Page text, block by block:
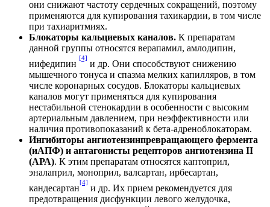
они снижают частоту сердечных сокращений, поэтому
применяются для купирования тахикардии, в том числе
при тахиаритмиях.
Блокаторы кальциевых каналов. К препаратам
данной группы относятся верапамил, амлодипин,
нифедипин
[4]
и др. Они способствуют снижению
мышечного тонуса и спазма мелких капилляров, в том
числе коронарных сосудов. Блокаторы кальциевых
каналов могут применяться для купирования
нестабильной стенокардии в особенности с высоким
артериальным давлением, при неэффективности или
наличия противопоказаний к бета-адреноблокаторам.
Ингибиторы ангиотензинпревращающего фермента
(иАПФ) и антагонисты рецепторов ангиотензина II
(АРА). К этим препаратам относятся каптоприл,
эналаприл, моноприл, валсартан, ирбесартан,
кандесартан
[4]
и др. Их прием рекомендуется для
предотвращения дисфункции левого желудочка,